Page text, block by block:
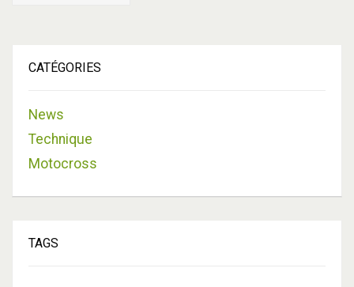
CATÉGORIES
News
Technique
Motocross
TAGS